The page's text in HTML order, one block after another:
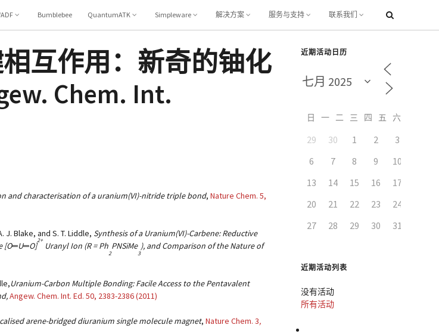
Bumblebee QuantumATK Simpleware 解决方案 服务与支持 联系我们
互作用：新奇的铀化
Chem. Int.
and characterisation of a uranium(VI)-nitride triple bond,Nature Chem.5,
J. Blake, and S. T. Liddle, Synthesis of a Uranium(VI)-Carbene: Reductive
[O═U═O]
2+
Uranyl Ion (R = Ph
2
PNSiMe
3
), and Comparison of the Nature of
Uranium-Carbon Multiple Bonding: Facile Access to the Pentavalent
Angew. Chem. Int. Ed.50, 2383-2386 (2011)
arene-bridged diuranium single molecule magnet,Nature Chem.3,
近期活动日历
日 一 二 三 四 五
29 30 1 2 3
6
7 8 9 10
13
14 15 16 17
20
21 22 23 24
27
28 29 30 31
近期活动列表
没有活动
所有活动